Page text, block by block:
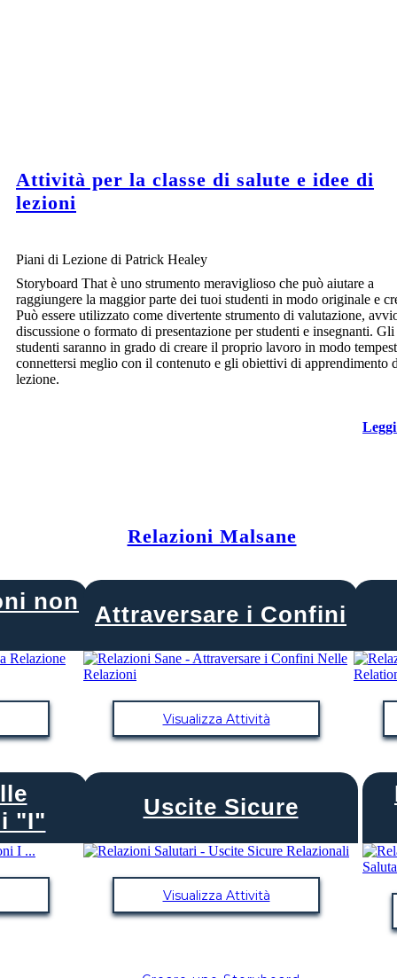
Attività per la classe di salute e idee di
lezioni
Piani di Lezione di Patrick Healey
Storyboard That è uno strumento meraviglioso che può aiutare a
raggiungere la maggior parte dei tuoi studenti in modo originale e
Può essere utilizzato come divertente strumento di valutazione,
discussione o formato di presentazione per studenti e insegnanti. Gli
studenti saranno in grado di creare il proprio lavoro in modo
connettersi meglio con il contenuto e gli obiettivi di apprendimento
lezione.
Relazioni Malsane
non Attraversare i Confini
Visualizza Attività
"I"
Uscite Sicure
Visualizza Attività